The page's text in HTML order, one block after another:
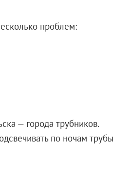
проблем:
— города трубников.
по ночам трубы